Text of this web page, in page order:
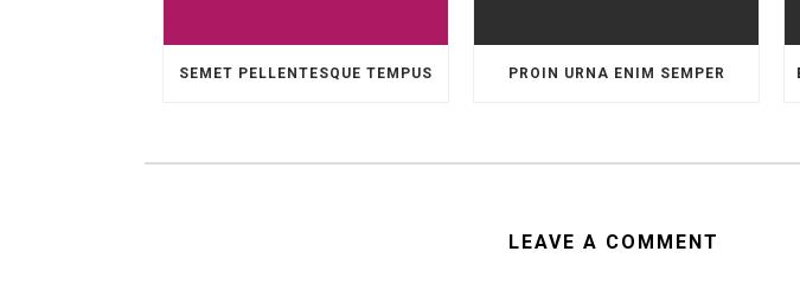
SEMET PELLENTESQUE TEMPUS PROIN URNA ENIM SEMPER
LEAVE A COMMENT